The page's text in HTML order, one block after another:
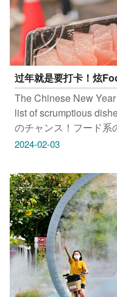
过年就是要打卡！炫
The Chinese New
list of scrumptious
のチャンス！フード系
します 춘절하면 맛집
址：台中市南屯区环中
店) 地址：台中市西屯
地址：台中市北屯区环
Tag@taichungtravels
FB、IG、微博及台中
#taichungtravels
#taichung
风景 #台中 #大玩台中
丸南鲜鱼行 #一品活虾
2024-02-03